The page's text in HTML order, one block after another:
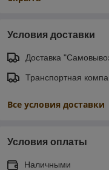
Условия доставки
Доставка
Транспортная
Все условия доставки
Условия оплаты
Наличными